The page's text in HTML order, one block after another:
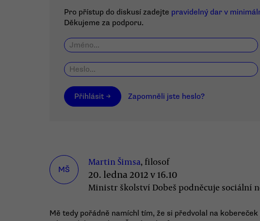
Pro přístup do diskusí zadejte pravidelný dar v
Děkujeme za podporu.
Přihlásit → Zapomněli jste heslo?
MŠ
Martin Šimsa, filosof
20. ledna 2012 v 16.10
Ministr školství Dobeš podněcuje sociální
Mě tedy pořádně namíchl tím, že si předvolal na